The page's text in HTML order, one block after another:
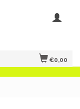
€0,00